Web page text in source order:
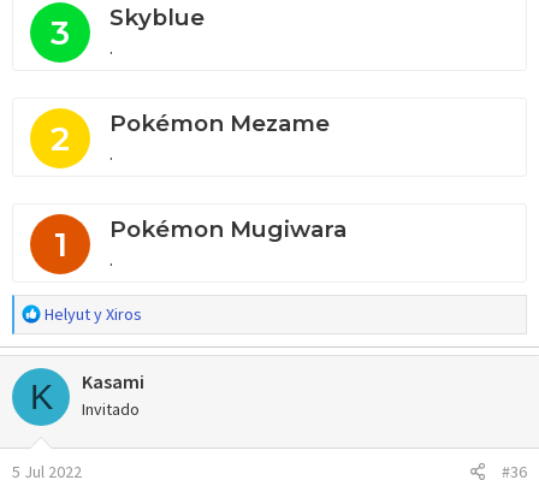
:
3 Skyblue
.
2 Pokémon Mezame
.
1 Pokémon Mugiwara
.
R
e
a
c
c
i
o
n
HelyutyXiros
K Kasami
Invitado
5 Jul 2022 #36